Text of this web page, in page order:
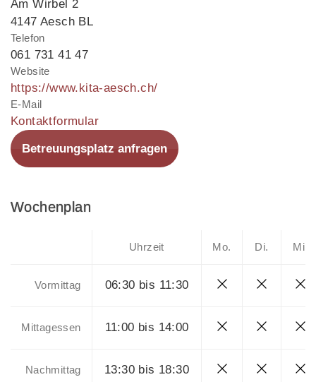
Am Wirbel 2
4147 Aesch BL
Telefon
061 731 41 47
Website
https://www.kita-aesch.ch/
E-Mail
Kontaktformular
Betreuungsplatz anfragen
Wochenplan
Uhrzeit Mo. Di. Mi.
Vormittag 06:30 bis 11:30
Mittagessen 11:00 bis 14:00
Nachmittag 13:30 bis 18:30